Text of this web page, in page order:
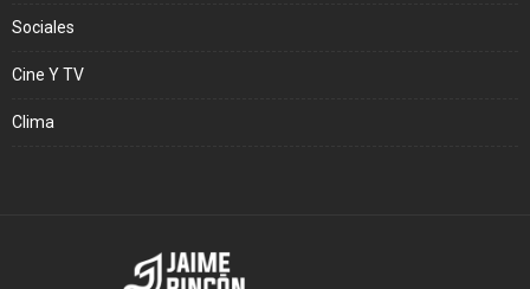
Sociales
Cine Y TV
Clima